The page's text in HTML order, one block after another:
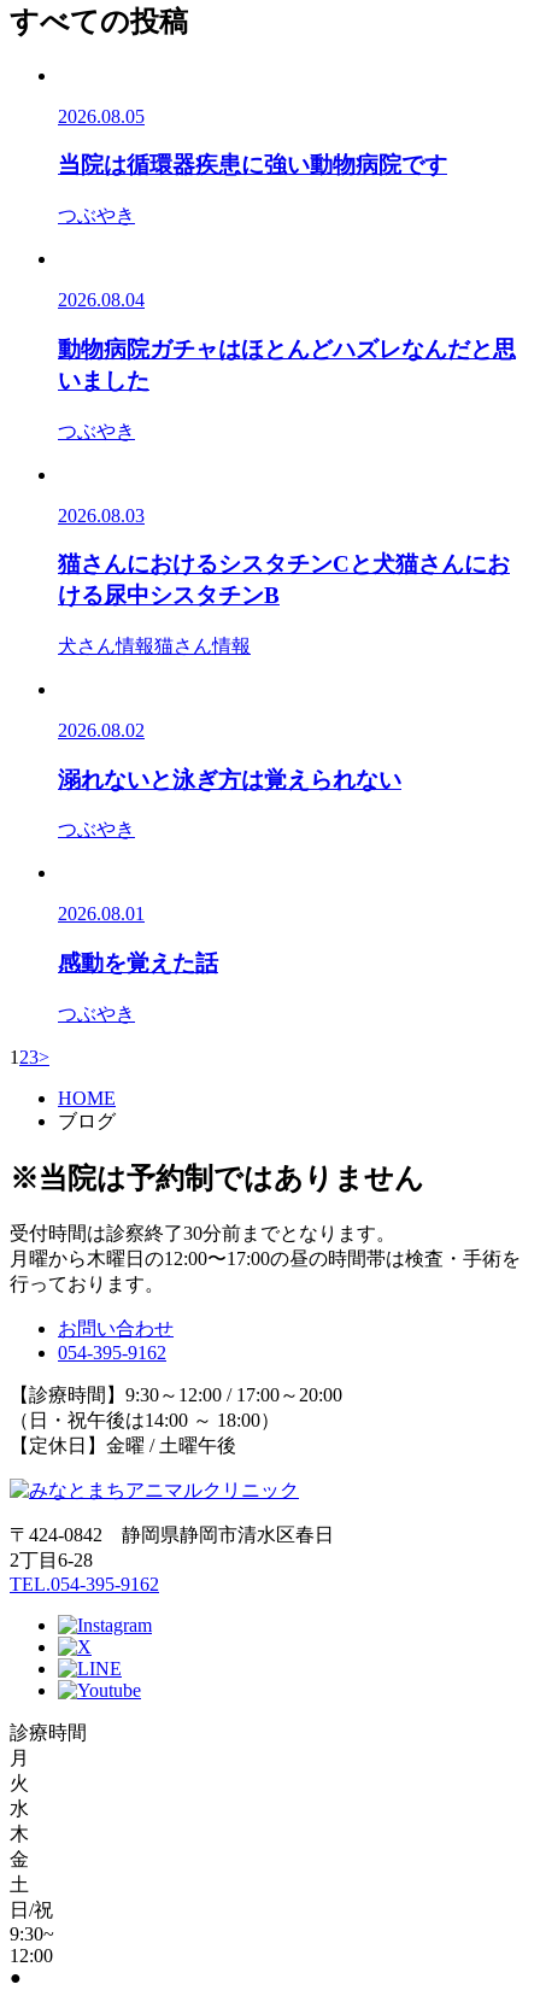
すべての投稿
2026.08.05
当院は循環器疾患に強い動物病院です
つぶやき
2026.08.04
動物病院ガチャはほとんどハズレなんだと思
いました
つぶやき
2026.08.03
猫さんにおけるシスタチンCと犬猫さんにお
ける尿中シスタチンB
犬さん情報猫さん情報
2026.08.02
溺れないと泳ぎ方は覚えられない
つぶやき
2026.08.01
感動を覚えた話
つぶやき
1 23>
HOME
ブログ
※当院は予約制ではありません
受付時間は診察終了30分前までとなります。
月曜から木曜日の12:00〜17:00の昼の時間帯は検査・手術を
行っております。
お問い合わせ
054-395-9162
【診療時間】9:30～12:00 / 17:00～20:00
（日・祝午後は14:00 ～ 18:00）
【定休日】金曜 / 土曜午後
〒424-0842 静岡県静岡市清水区春日
2丁目6-28
TEL.054-395-9162
診療時間
月
火
水
木
金
土
日/祝
9:30~
12:00
●